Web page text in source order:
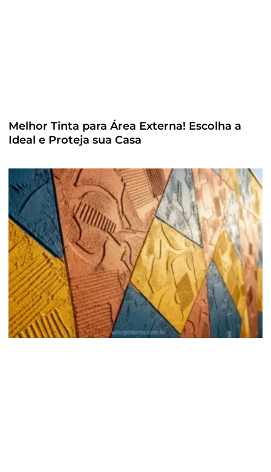
Melhor Tinta para Área Externa! Escolha a
Ideal e Proteja sua Casa